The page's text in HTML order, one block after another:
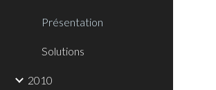
Présentation
Solutions
2010